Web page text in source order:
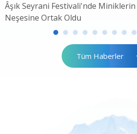
Âşık Seyrani Festivali'nde Miniklerin
Neşesine Ortak Oldu
Tüm Haberler